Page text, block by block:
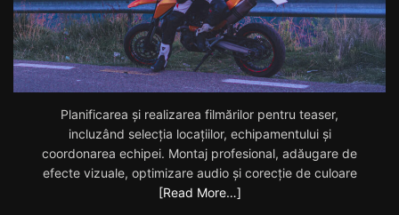
Planificarea și realizarea filmărilor pentru teaser,
incluzând selecția locațiilor, echipamentului și
coordonarea echipei. Montaj profesional, adăugare de
efecte vizuale, optimizare audio și corecție de culoare
[Read More…]